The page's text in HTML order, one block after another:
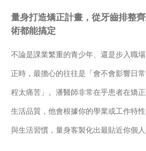
量身打造矯正計畫，從牙齒排整
術都能搞定
不論是課業繁重的青少年、還是步入職
正時，最擔心的往往是「會不會影響日
程太痛苦」。潘醫師非常在乎患者在矯
生活品質，他會根據你的學業或工作特
與生活習慣，量身客製化出最貼近你個人